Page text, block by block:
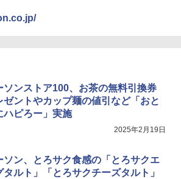
サントリー シングルモルト ウイスキー
白州 Story of the Distillery 2026 化粧箱
￥19,860
マルちゃん マルちゃんZUBAAAN! 横浜
家系醤油豚骨 3食パック 130g×3食
￥467
ック YRZ-WF150TV(B)
TOSHIBA(東芝) スチームオーブンレン
ジ 石窯ドーム ER-D80A(K) ブラック 25
0℃ 1段調理 フラットテーブル 電子レン
ジ 赤外線センサー ノンフライ調理 簡単
お手入れ 小型 新生活 一人暮らし 二人暮
￥34,546
ソンストア100、お茶の無料引換券
ゼントやカップ麺の値引など「おと
ハピろー」実施
2025年2月19日
ソン、とろサク食感の「とろサクエ
タルト」「とろサクチーズタルト」